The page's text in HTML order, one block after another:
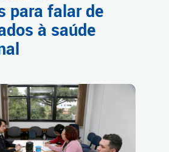
para falar de
à saúde